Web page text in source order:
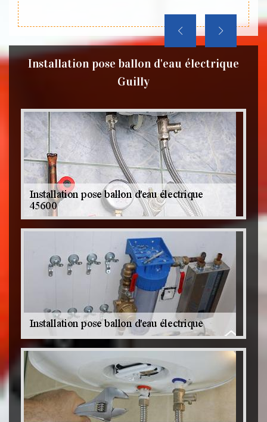
Installation pose ballon d'eau électrique
Guilly